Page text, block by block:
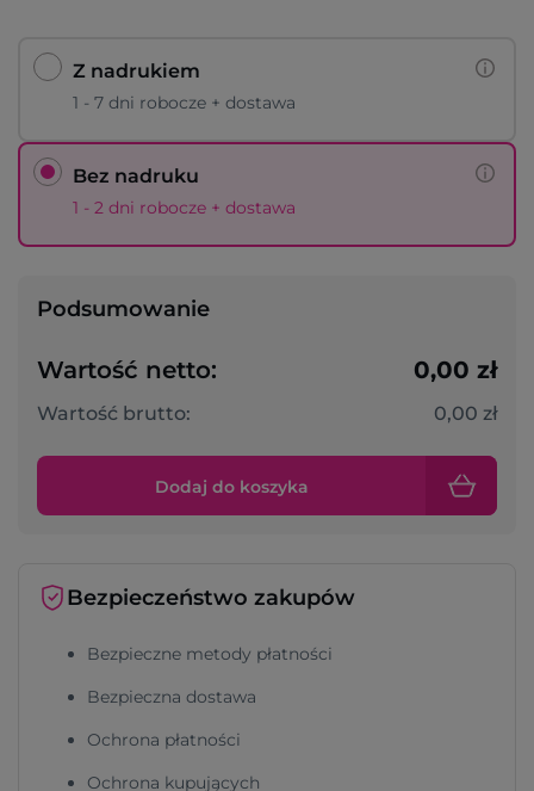
Z nadrukiem
1 - 7 dni robocze + dostawa
Bez nadruku
1 - 2 dni robocze + dostawa
Podsumowanie
Wartość netto: 0,00 zł
Wartość brutto: 0,00 zł
Dodaj do koszyka
Bezpieczeństwo zakupów
Bezpieczne metody płatności
Bezpieczna dostawa
Ochrona płatności
Ochrona kupujących